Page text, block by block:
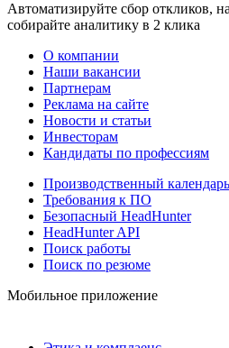
Автоматизируйте сбор откликов,
собирайте аналитику в 2 клика
О компании
Наши вакансии
Партнерам
Реклама на сайте
Новости и статьи
Инвесторам
Кандидаты по профессиям
Производственный календарь
Требования к ПО
Безопасный HeadHunter
HeadHunter API
Поиск работы
Поиск по резюме
Мобильное приложение